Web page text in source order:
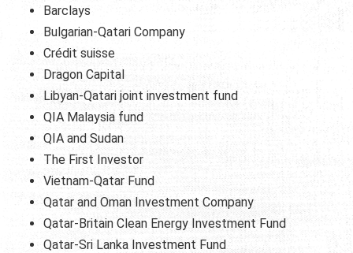
Barclays
Bulgarian-Qatari Company
Crédit suisse
Dragon Capital
Libyan-Qatari joint investment fund
QIA Malaysia fund
QIA and Sudan
The First Investor
Vietnam-Qatar Fund
Qatar and Oman Investment Company
Qatar-Britain Clean Energy Investment Fund
Qatar-Sri Lanka Investment Fund